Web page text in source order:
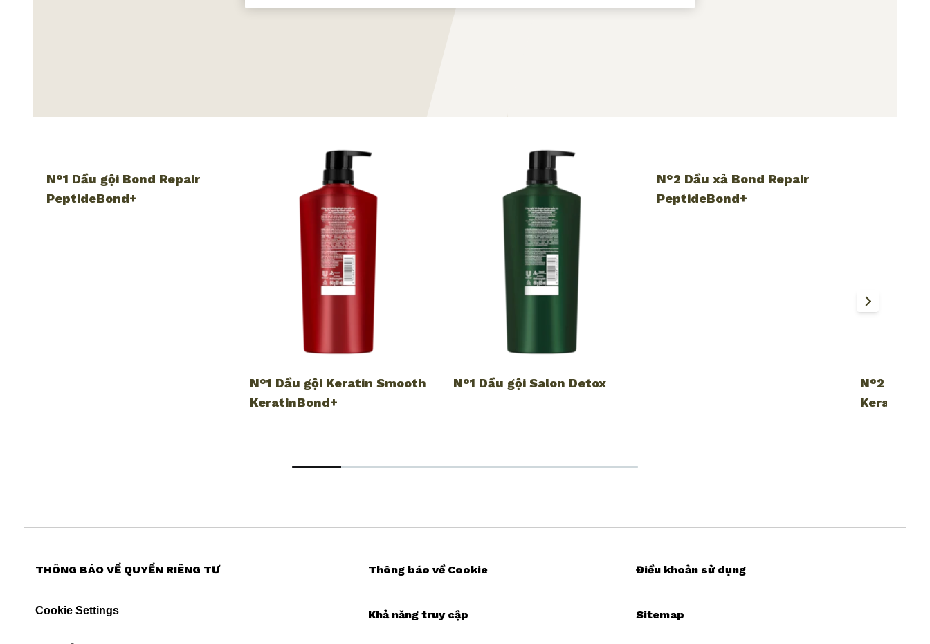
N°1 Dầu gội Bond Repair
PeptideBond+
N°1 Dầu gội Keratin Smooth
KeratinBond+
N°1 Dầu gội Salon Detox
N°2 Dầu xả Bond Repair
PeptideBond+
N°2 Dầu
THÔNG BÁO VỀ QUYỀN RIÊNG TƯ
Cookie Settings
Thông báo về Cookie
Khả năng truy cập
Điều khoản sử dụng
Sitemap